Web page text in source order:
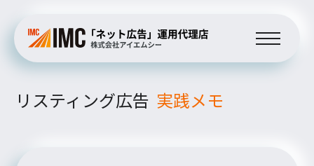
リスティング広告 実践メモ